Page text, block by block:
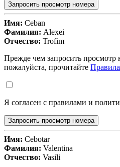
Запросить просмотр номера
Имя: Ceban
Фамилия: Alexei
Отчество: Trofim
Прежде чем запросить просмотр
пожалуйста, прочитайте
Я согласен с правилами и
Запросить просмотр номера
Имя: Cebotar
Фамилия: Valentina
Отчество: Vasili